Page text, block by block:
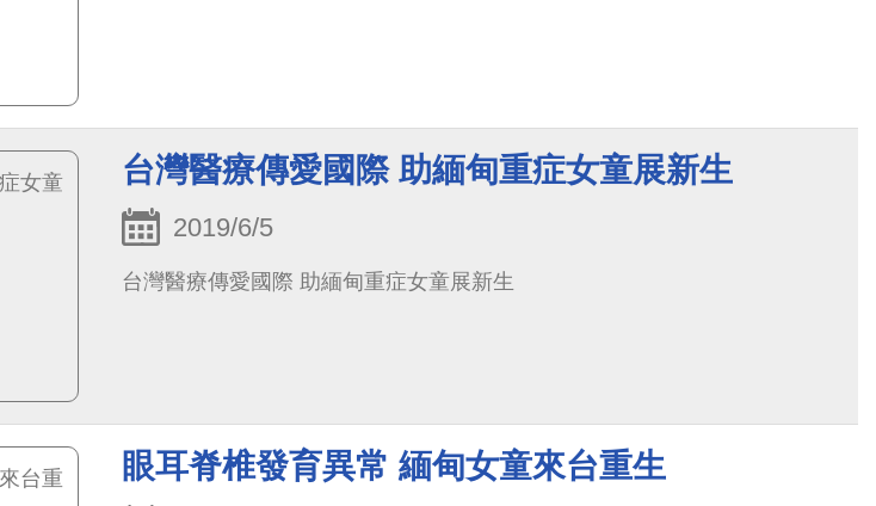
台灣醫療傳愛國際 助緬甸重症女童展新生
2019/6/5
台灣醫療傳愛國際 助緬甸重症女童展新生
眼耳脊椎發育異常 緬甸女童來台重生